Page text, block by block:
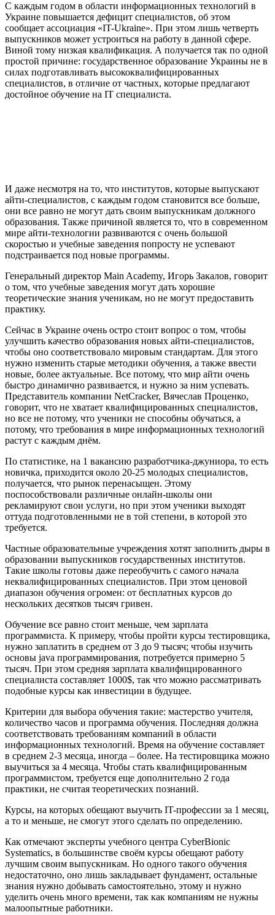
С каждым годом в области информационных технологий в
Украине повышается дефицит специалистов, об этом
сообщает ассоциация «IT-Ukraine». При этом лишь четверть
выпускников может устроиться на работу в данной сфере.
Виной тому низкая квалификация. А получается так по одной
простой причине: государственное образование Украины не в
силах подготавливать высококвалифицированных
специалистов, в отличие от частных, которые предлагают
достойное обучение на IT специалиста.
И даже несмотря на то, что институтов, которые выпускают
айти-специалистов, с каждым годом становится все больше,
они все равно не могут дать своим выпускникам должного
образования. Также причиной является то, что в современном
мире айти-технологии развиваются с очень большой
скоростью и учебные заведения попросту не успевают
подстраивается под новые программы.
Генеральный директор Main Academy, Игорь Закалов, говорит
о том, что учебные заведения могут дать хорошие
теоретические знания ученикам, но не могут предоставить
практику.
Сейчас в Украине очень остро стоит вопрос о том, чтобы
улучшить качество образования новых айти-специалистов,
чтобы оно соответствовало мировым стандартам. Для этого
нужно изменить старые методики обучения, а также ввести
новые, более актуальные. Все потому, что мир айти очень
быстро динамично развивается, и нужно за ним успевать.
Представитель компании NetCracker, Вячеслав Проценко,
говорит, что не хватает квалифицированных специалистов,
но все не потому, что ученики не способны обучаться, а
потому, что требования в мире информационных технологий
растут с каждым днём.
По статистике, на 1 вакансию разработчика-джуниора, то есть
новичка, приходится около 20-25 молодых специалистов,
получается, что рынок перенасыщен. Этому
поспособствовали различные онлайн-школы они
рекламируют свои услуги, но при этом ученики выходят
оттуда подготовленными не в той степени, в которой это
требуется.
Частные образовательные учреждения хотят заполнить дыры в
образовании выпускников государственных институтов.
Такие школы готовы даже переобучить с самого начала
неквалифицированных специалистов. При этом ценовой
диапазон обучения огромен: от бесплатных курсов до
нескольких десятков тысяч гривен.
Обучение все равно стоит меньше, чем зарплата
программиста. К примеру, чтобы пройти курсы тестировщика,
нужно заплатить в среднем от 3 до 9 тысяч; чтобы изучить
основы java программирования, потребуется примерно 5
тысяч. При этом средняя зарплата квалифицированного
специалиста составляет 1000$, так что можно рассматривать
подобные курсы как инвестиции в будущее.
Критерии для выбора обучения такие: мастерство учителя,
количество часов и программа обучения. Последняя должна
соответствовать требованиям компаний в области
информационных технологий. Время на обучение составляет
в среднем 2-3 месяца, иногда – более. На тестировщика можно
выучиться за 4 месяца. Чтобы стать квалифицированным
программистом, требуется еще дополнительно 2 года
практики, не считая теоретических познаний.
Курсы, на которых обещают выучить IT-профессии за 1 месяц,
а то и меньше, не смогут этого сделать по определению.
Как отмечают эксперты учебного центра CyberBionic
Systematics, в большинстве своём курсы обещают работу
лучшим своим выпускникам. Но одного такого обучения
недостаточно, оно лишь закладывает фундамент, остальные
знания нужно добывать самостоятельно, этому и нужно
уделить очень много времени, так как компаниям не нужны
малоопытные работники.